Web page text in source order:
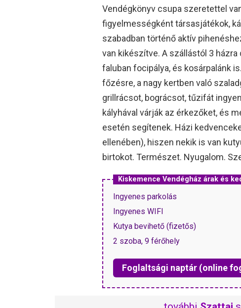
Vendégkönyv csupa szeretettel
figyelmességként társasjátékok,
szabadban történő aktív
van kikészítve. A szállástól 3
faluban focipálya, és kosárpalánk
főzésre, a nagy kertben való
grillrácsot, bográcsot, tűzifát
kályhával várják az érkezőket, és
esetén segítenek. Házi
ellenében), hiszen nekik is van
birtokot. Természet. Nyugalom.
Kiskemence Vendégház árak és
Ingyenes parkolás
Ingyenes WIFI
Kutya bevihető (fizetős)
2 szoba, 9 férőhely
Foglaltsági naptár (online